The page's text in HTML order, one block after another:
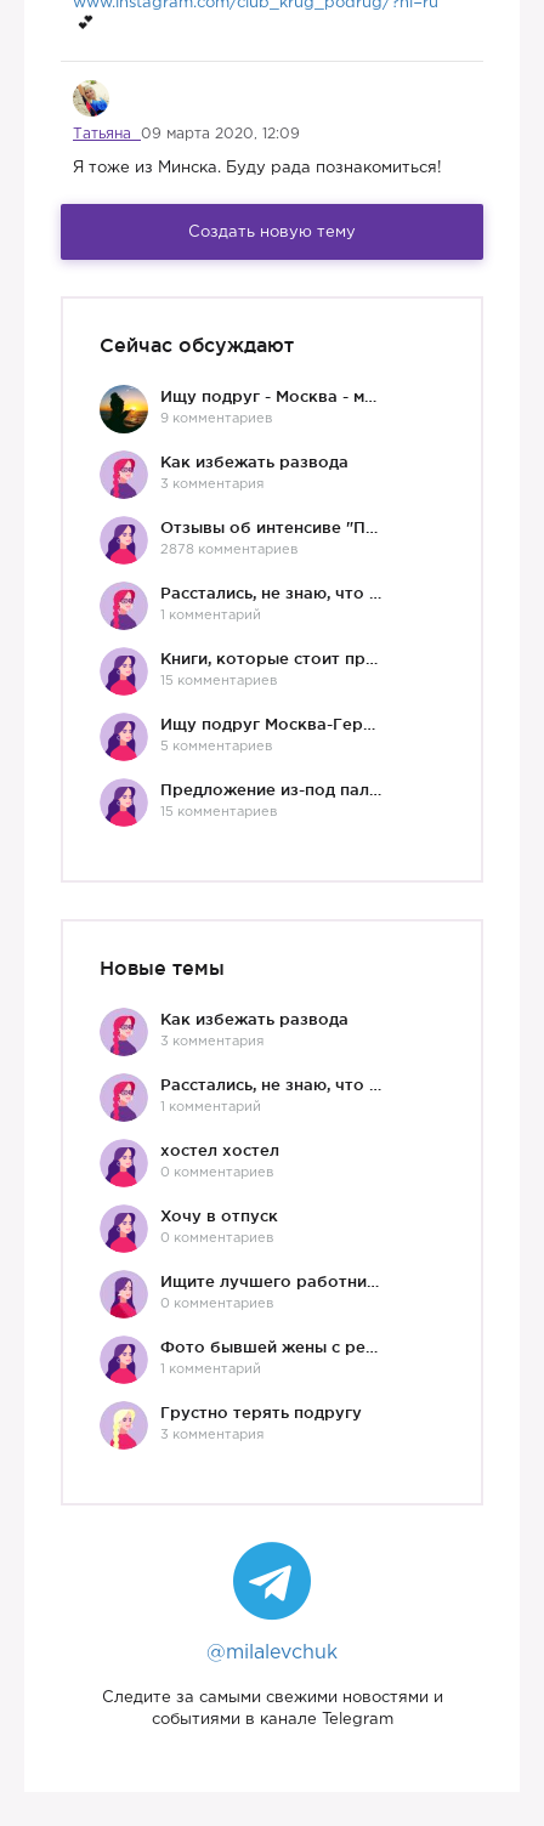
😅
📱
www.instagram.com/club_krug_podrug/?hl=ru
Татьяна 09 марта 2020, 12:09
Я тоже из Минска. Буду рада познакомиться!
Создать новую тему
Сейчас обсуждают
9 комментариев
Как избежать развода
3 комментария
2878 комментариев
1 комментарий
15 комментариев
5 комментариев
15 комментариев
Новые темы
Как избежать развода
3 комментария
1 комментарий
хостел хостел
0 комментариев
Хочу в отпуск
0 комментариев
0 комментариев
1 комментарий
Грустно терять подругу
3 комментария
@milalevchuk
Следите за самыми свежими новостями и
событиями в канале Telegram